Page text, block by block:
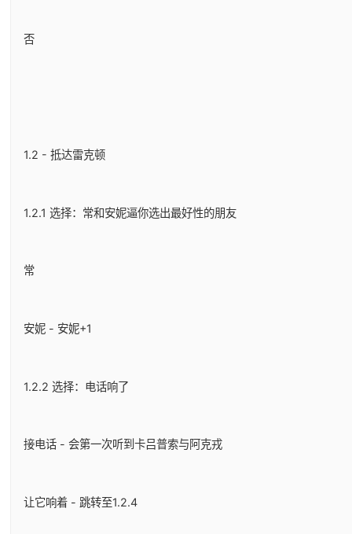
否
1.2 - 抵达雷克顿
1.2.1 选择：常和安妮逼你选出最好性的朋友
常
安妮 - 安妮+1
1.2.2 选择：电话响了
接电话 - 会第一次听到卡吕普索与阿克戎
让它响着 - 跳转至1.2.4